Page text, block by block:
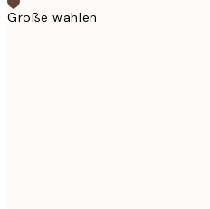
Größe wählen